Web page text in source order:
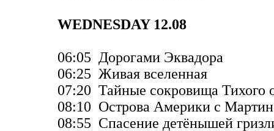
WEDNESDAY 12.08
06:05 Дорогами Эквадора
06:25 Живая вселенная
07:20 Тайные сокровища Тихого
08:10 Острова Америки с
08:55 Спасение детёнышей